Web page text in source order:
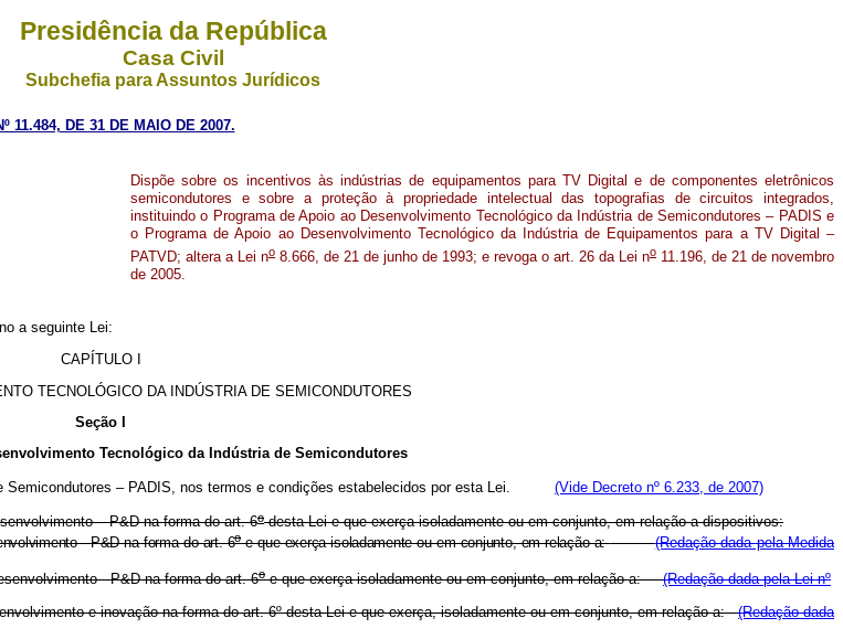
Presidência da República
Casa Civil
Subchefia para Assuntos Jurídicos
11.484, DE 31 DE MAIO DE 2007.
Dispõe sobre os incentivos às indústrias de equipamentos para TV Digital e de componentes eletrônicos
semicondutores e sobre a proteção à propriedade intelectual das topografias de circuitos integrados,
instituindo o Programa de Apoio ao Desenvolvimento Tecnológico da Indústria de Semicondutores – PADIS e
o Programa de Apoio ao Desenvolvimento Tecnológico da Indústria de Equipamentos para a TV Digital –
PATVD; altera a Lei no 8.666, de 21 de junho de 1993; e revoga o art. 26 da Lei no 11.196, de 21 de novembro
de 2005.
a seguinte Lei:
CAPÍTULO I
TECNOLÓGICO DA INDÚSTRIA DE SEMICONDUTORES
Seção I
Tecnológico da Indústria de Semicondutores
Semicondutores – PADIS, nos termos e condições estabelecidos por esta Lei. (Vide Decreto nº 6.233, de 2007)
– P&D na forma do art. 6odesta Lei e que exerça isoladamente ou em conjunto, em relação a dispositivos:
- P&D na forma do art. 6oe que exerça isoladamente ou em conjunto, em relação a:
(Redação dada pela Medida
- P&D na forma do art. 6oe que exerça isoladamente ou em conjunto, em relação a:(Redação dada pela Lei nº
e inovação na forma do art. 6º desta Lei e que exerça, isoladamente ou em conjunto, em relação a:(Redação dada